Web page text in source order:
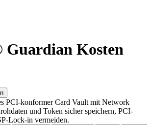
Guardian Kosten
PCI-konformer Card Vault mit Network
und Token sicher speichern, PCI-
Lock-in vermeiden.